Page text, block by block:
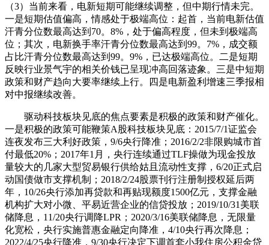
（3）当前来看，电新短期可能继续调整，但中期行情未完。
一是短期估值偏高，情感处于极端高位：起首，当前电新估值
汗青分位数最高达到70。8%，处于偏高程度，但未到极端高
位；其次，电新换手率汗青分位数最高达到99。7%，成交额
占比汗青分位数最高达到99。9%，已达极端高位。二是短期
反映行业景气宇的相关价钱已呈现冲高回落迹象。三是中短期
政策和财产趋向大要率继续上行。四是电新盈利增速三季报相
对中报继续改善。
驱动科技板块见底的焦点要素是积极的政策和财产催化。
一是积极的政策可能鞭策A股科技板块见底：2015/7/1证监会
连夜发布三大利好政策，9/6央行降准；2016/2/2非限购城市首
付最低20%；2017年1月，央行连续通过TLF操做为现金投放
量较大的几家大型贸易银行供给姑且流动性支撑，6/20正式启
动国债做市支撑机制；2018/2/24股票刊行注册制授权延后两
年，10/26央行添加再贷款和再贴现额度1500亿元，支撑金融
机构扩大对小微、平易近营企业的信贷投放；2019/10/31美联
储降息，11/20央行调降LPR；2020/3/16美联储降息，无限量
化宽松，央行实施普惠金融定向降准，4/10央行再次降息；
2022/4/25央行降准，9/30央行决定下调首套小我住房公积金贷